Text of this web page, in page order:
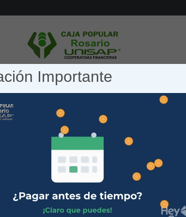
DE ETIQUETAS:
la opción Buscar pueda ayudarle.
Importante